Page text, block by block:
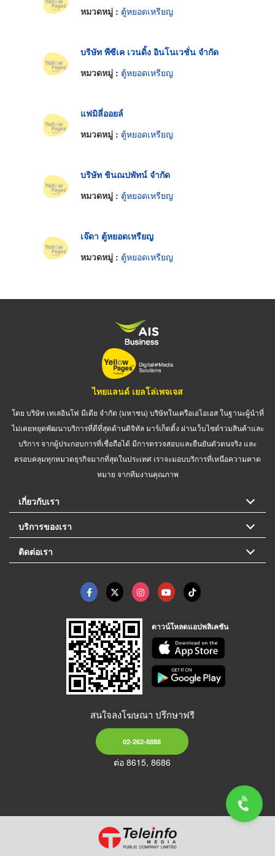
หมวดหมู่ : ตู้หยอดเหรียญ
บริษัท พีซีเค เวนดิ้ง อินโนเวชั่น จำกัด
หมวดหมู่ : ตู้หยอดเหรียญ
แฟมิลี่ออยล์
หมวดหมู่ : ตู้หยอดเหรียญ
บริษัท ชินณปพัทน์ จำกัด
หมวดหมู่ : ตู้หยอดเหรียญ
เจ๊ดา ตู้หยอดเหรียญ
หมวดหมู่ : ตู้หยอดเหรียญ
ไทยแลนด์ เยลโล่เพจเจส
โดย บริษัท เทเลอินโฟ มีเดีย จำกัด (มหาชน) บริษัทในเครือเอไอเอส ในฐานะผู้นำที่
ไม่เคยหยุดพัฒนาบริการที่ดีที่สุดด้านดิจิทัล มาร์เก็ตติ้ง ผ่านเว็บไซต์รวมสินค้าและ
บริการ จากผู้ประกอบการที่เชื่อถือได้ มีการตรวจสอบและยืนยันตัวตนจริง และ
ครอบคลุมทุกหมวดธุรกิจมากที่สุดในประเทศ เราจะมอบบริการที่เหนือความคาด
หมาย จากทีมงานคุณภาพ
เกี่ยวกับเรา
บริการของเรา
ติดต่อเรา
ดาวน์โหลดแอปพลิเคชัน
สนใจลงโฆษณา ปรึกษาฟรี
02-262-8888
ต่อ 8615, 8686